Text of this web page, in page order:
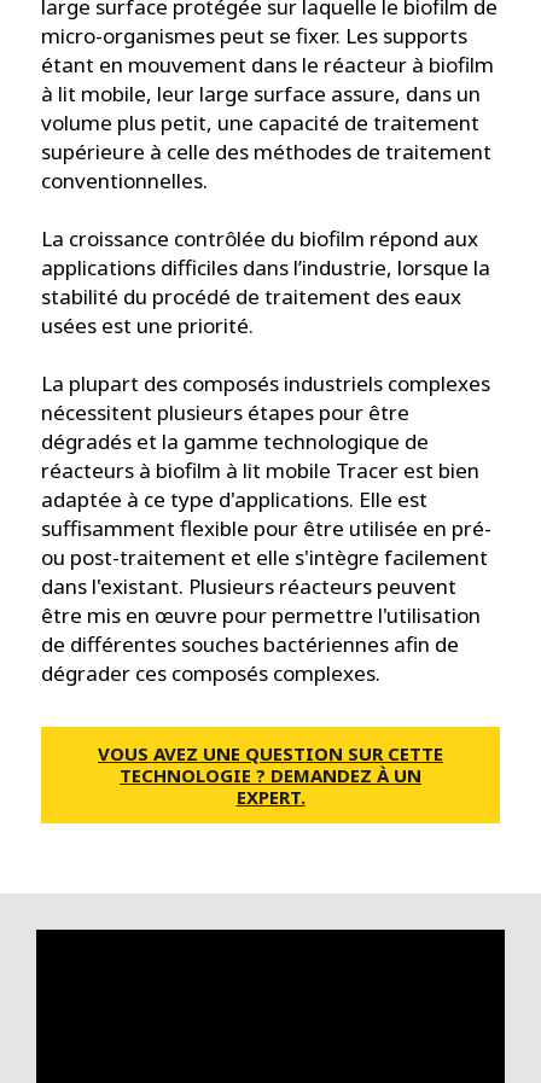
large surface protégée sur laquelle le biofilm de
micro-organismes peut se fixer. Les supports
étant en mouvement dans le réacteur à biofilm
à lit mobile, leur large surface assure, dans un
volume plus petit, une capacité de traitement
supérieure à celle des méthodes de traitement
conventionnelles.
La croissance contrôlée du biofilm répond aux
applications difficiles dans l’industrie, lorsque la
stabilité du procédé de traitement des eaux
usées est une priorité.
La plupart des composés industriels complexes
nécessitent plusieurs étapes pour être
dégradés et la gamme technologique de
réacteurs à biofilm à lit mobile Tracer est bien
adaptée à ce type d'applications. Elle est
suffisamment flexible pour être utilisée en pré-
ou post-traitement et elle s'intègre facilement
dans l'existant. Plusieurs réacteurs peuvent
être mis en œuvre pour permettre l'utilisation
de différentes souches bactériennes afin de
dégrader ces composés complexes.
VOUS AVEZ UNE QUESTION SUR CETTE
TECHNOLOGIE ? DEMANDEZ À UN
EXPERT.